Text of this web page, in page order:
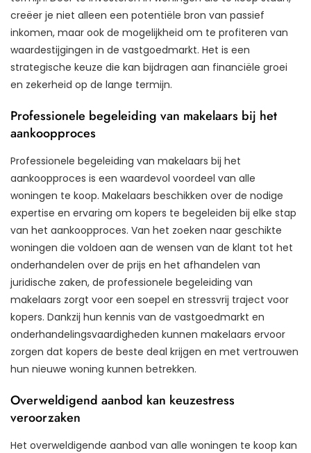
creëer je niet alleen een potentiële bron van passief
inkomen, maar ook de mogelijkheid om te profiteren van
waardestijgingen in de vastgoedmarkt. Het is een
strategische keuze die kan bijdragen aan financiële groei
en zekerheid op de lange termijn.
Professionele begeleiding van makelaars bij het
aankoopproces
Professionele begeleiding van makelaars bij het
aankoopproces is een waardevol voordeel van alle
woningen te koop. Makelaars beschikken over de nodige
expertise en ervaring om kopers te begeleiden bij elke stap
van het aankoopproces. Van het zoeken naar geschikte
woningen die voldoen aan de wensen van de klant tot het
onderhandelen over de prijs en het afhandelen van
juridische zaken, de professionele begeleiding van
makelaars zorgt voor een soepel en stressvrij traject voor
kopers. Dankzij hun kennis van de vastgoedmarkt en
onderhandelingsvaardigheden kunnen makelaars ervoor
zorgen dat kopers de beste deal krijgen en met vertrouwen
hun nieuwe woning kunnen betrekken.
Overweldigend aanbod kan keuzestress
veroorzaken
Het overweldigende aanbod van alle woningen te koop kan